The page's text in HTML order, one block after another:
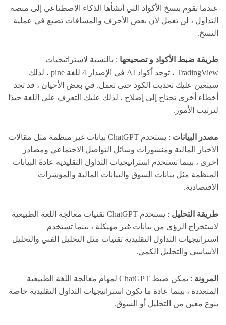
عندما تقوم بنسخ الأكواد التي أنشأها الذكاء الاصطناعي إلى منصة
التداول ، لن تعمل لأن بعض الأحرف والمسافات تضيع في عملية
النسخ.
طريقة ضبط الأكواد و تصحيحها : بالنسبة لاستراتيجيات
TradingView ، توجد أكواد AI في الإصدار 4 للغة pine ، لذلك
سيتعين عليك تحديث الكود حتى تعمل. في بعض الأحيان ، قد تجد
أخطاء أخرى تحتاج إلى إصلاح ، لذلك عليك التعرف على اللغة جيدًا
لترتيب الأمور.
مصدر البيانات
: يستخدم ChatGPT بيانات غير منظمة مثل مقالات
الأخبار المالية ومنشورات وسائل التواصل الاجتماعي ومصادر
أخرى ، بينما تستخدم استراتيجيات التداول التقليدية عادةً البيانات
المنظمة مثل بيانات السوق والبيانات المالية والمؤشرات
الاقتصادية.
طريقة التحليل
: يستخدم ChatGPT تقنيات معالجة اللغة الطبيعية
لاستخراج الرؤى من بيانات غير مهيكلة ، بينما تستخدم
استراتيجيات التداول التقليدية تقنيات مثل التحليل الفني والتحليل
الأساسي والتحليل الكمي.
المرونة
: يمكن ضبط ChatGPT لمهام معالجة اللغة الطبيعية
المتعددة ، بينما عادة ما تكون استراتيجيات التداول التقليدية خاصة
بنوع معين من التحليل أو السوق.